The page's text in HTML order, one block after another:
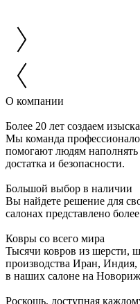
О компании
Более 20 лет создаем
Мы команда
помогают людям
достатка и безопасности.
Большой выбор в наличии
Вы найдете решение для
салонах представлено
Ковры со всего мира
Тысячи ковров из шерсти,
производства Иран,
в наших салоне на
Роскошь, доступная